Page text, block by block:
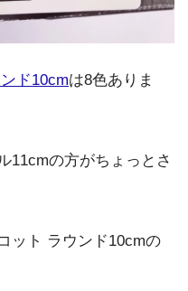
ド10cmは8色ありま
11cmの方がちょっとさ
ット ラウンド10cmの